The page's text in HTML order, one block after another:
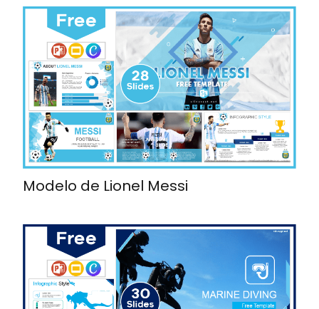
Modelo de Lionel Messi